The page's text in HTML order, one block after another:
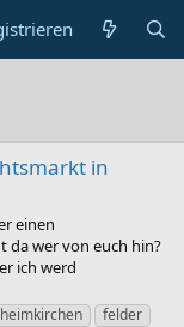
in
einen
da wer von euch hin?
ich werd
felder